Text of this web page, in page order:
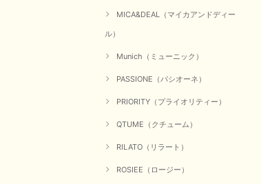
MICA&DEAL（マイカアンドディー
ル）
Munich（ミューニック）
PASSIONE（パシオーネ）
PRIORITY（プライオリティー）
QTUME（クチューム）
RILATO（リラート）
ROSIEE（ロージー）